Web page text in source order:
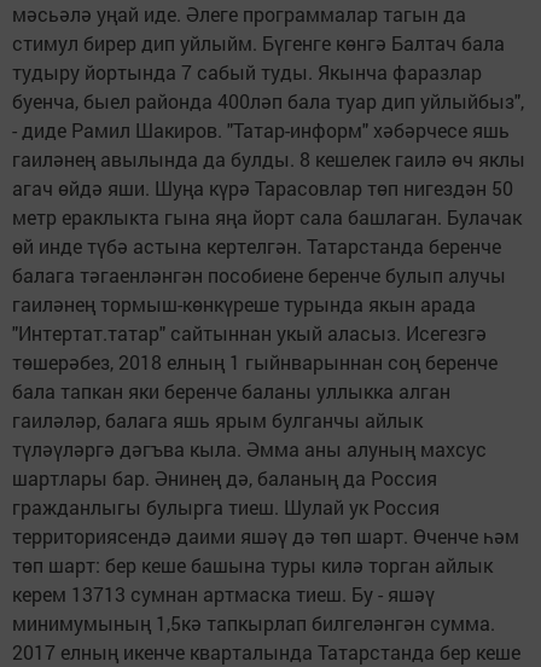
мәсьәлә уңай иде. Әлеге программалар тагын да
стимул бирер дип уйлыйм. Бүгенге көнгә Балтач бала
тудыру йортында 7 сабый туды. Якынча фаразлар
буенча, быел районда 400ләп бала туар дип уйлыйбыз",
- диде Рамил Шакиров. "Татар-информ" хәбәрчесе яшь
гаиләнең авылында да булды. 8 кешелек гаилә өч яклы
агач өйдә яши. Шуңа күрә Тарасовлар төп нигездән 50
метр ераклыкта гына яңа йорт сала башлаган. Булачак
өй инде түбә астына кертелгән. Татарстанда беренче
балага тәгаенләнгән пособиене беренче булып алучы
гаиләнең тормыш-көнкүреше турында якын арада
"Интертат.татар" сайтыннан укый аласыз. Исегезгә
төшерәбез, 2018 елның 1 гыйнварыннан соң беренче
бала тапкан яки беренче баланы уллыкка алган
гаиләләр, балага яшь ярым булганчы айлык
түләүләргә дәгъва кыла. Әмма аны алуның махсус
шартлары бар. Әнинең дә, баланың да Россия
гражданлыгы булырга тиеш. Шулай ук Россия
территориясендә даими яшәү дә төп шарт. Өченче һәм
төп шарт: бер кеше башына туры килә торган айлык
керем 13713 сумнан артмаска тиеш. Бу - яшәү
минимумының 1,5кә тапкырлап билгеләнгән сумма.
2017 елның икенче кварталында Татарстанда бер кеше